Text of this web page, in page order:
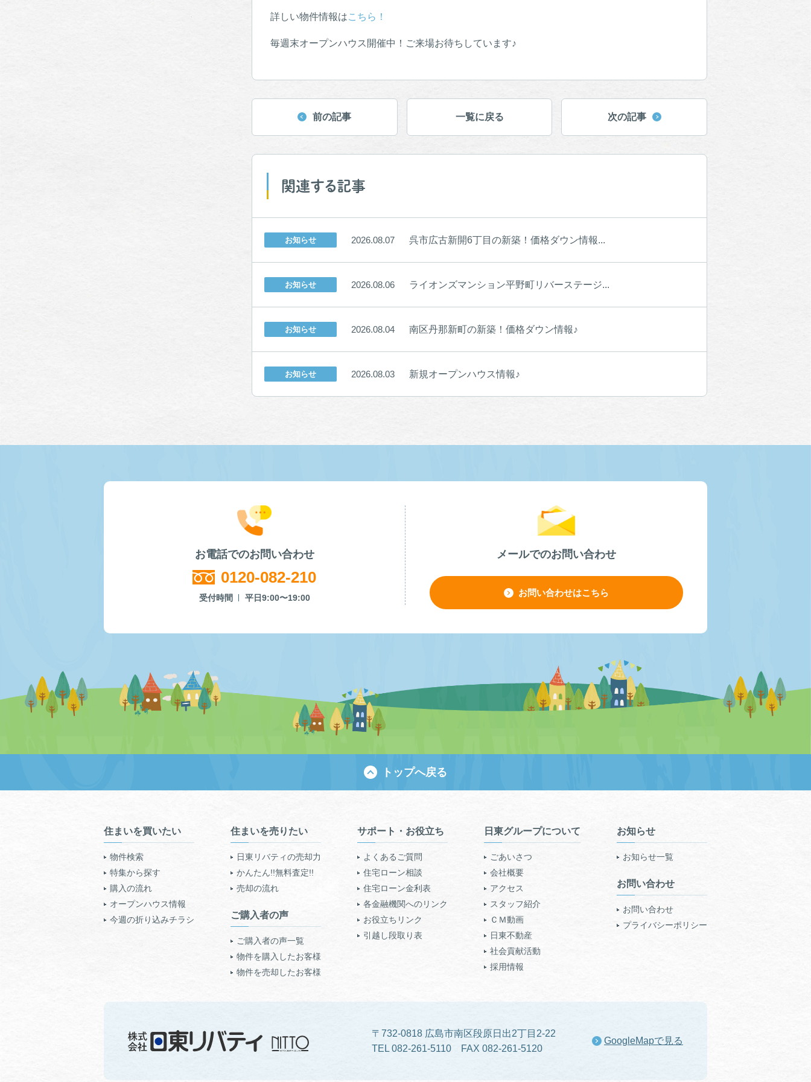
詳しい物件情報はこちら！
毎週末オープンハウス開催中！ご来場お待ちしています♪
前の記事 一覧に戻る 次の記事
関連する記事
お知らせ 2026.08.07 呉市広古新開6丁目の新築！価格ダウン情報...
お知らせ 2026.08.06 ライオンズマンション平野町リバーステージ...
お知らせ 2026.08.04 南区丹那新町の新築！価格ダウン情報♪
お知らせ 2026.08.03 新規オープンハウス情報♪
お電話でのお問い合わせ
0120-082-210
受付時間 平日9:00〜19:00
メールでのお問い合わせ
お問い合わせはこちら
トップへ戻る
住まいを買いたい
物件検索
特集から探す
購入の流れ
オープンハウス情報
今週の折り込みチラシ
住まいを売りたい
日東リバティの売却力
かんたん!!無料査定!!
売却の流れ
ご購入者の声
ご購入者の声一覧
物件を購入したお客様
物件を売却したお客様
サポート・お役立ち
よくあるご質問
住宅ローン相談
住宅ローン金利表
各金融機関へのリンク
お役立ちリンク
引越し段取り表
日東グループについて
ごあいさつ
会社概要
アクセス
スタッフ紹介
ＣＭ動画
日東不動産
社会貢献活動
採用情報
お知らせ
お知らせ一覧
お問い合わせ
お問い合わせ
プライバシーポリシー
〒732-0818 広島市南区段原日出2丁目2-22
TEL 082-261-5110 FAX 082-261-5120
GoogleMapで見る